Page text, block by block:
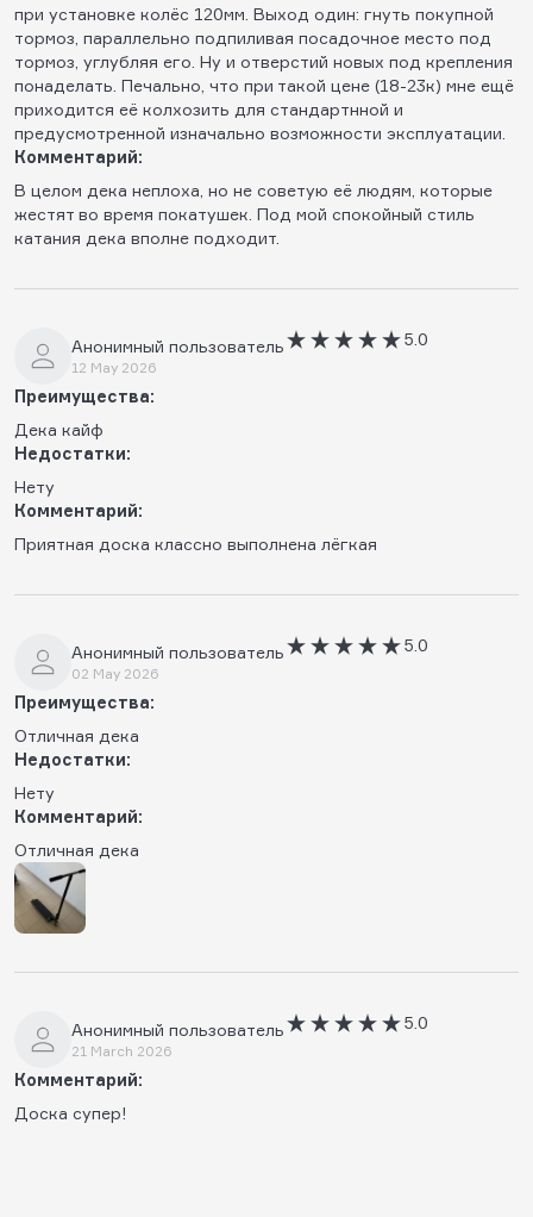
при установке колëс 120мм. Выход один: гнуть покупной
тормоз, параллельно подпиливая посадочное место под
тормоз, углубляя его. Ну и отверстий новых под крепления
понаделать. Печально, что при такой цене (18-23к) мне ещë
приходится еë колхозить для стандартнной и
предусмотренной изначально возможности эксплуатации.
Комментарий:
В целом дека неплоха, но не советую еë людям, которые
жестят во время покатушек. Под мой спокойный стиль
катания дека вполне подходит.
Анонимный пользователь
12 May 2026
5.0
Преимущества:
Дека кайф
Недостатки:
Нету
Комментарий:
Приятная доска классно выполнена лёгкая
Анонимный пользователь
02 May 2026
5.0
Преимущества:
Отличная дека
Недостатки:
Нету
Комментарий:
Отличная дека
Анонимный пользователь
21 March 2026
5.0
Комментарий:
Доска супер!